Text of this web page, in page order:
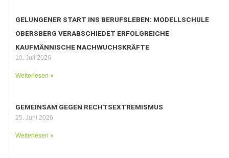
GELUNGENER START INS BERUFSLEBEN: MODELLSCHULE
OBERSBERG VERABSCHIEDET ERFOLGREICHE
KAUFMÄNNISCHE NACHWUCHSKRÄFTE
10. Juli 2026
Weiterlesen »
GEMEINSAM GEGEN RECHTSEXTREMISMUS
25. Juni 2026
Weiterlesen »